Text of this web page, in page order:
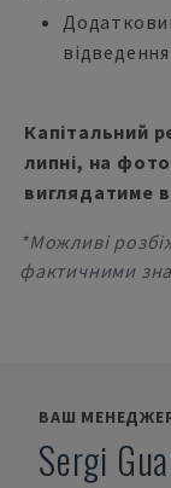
Капітальний
липні, на
виглядатиме
*Можливі
фактичними
ВАШ
Sergi